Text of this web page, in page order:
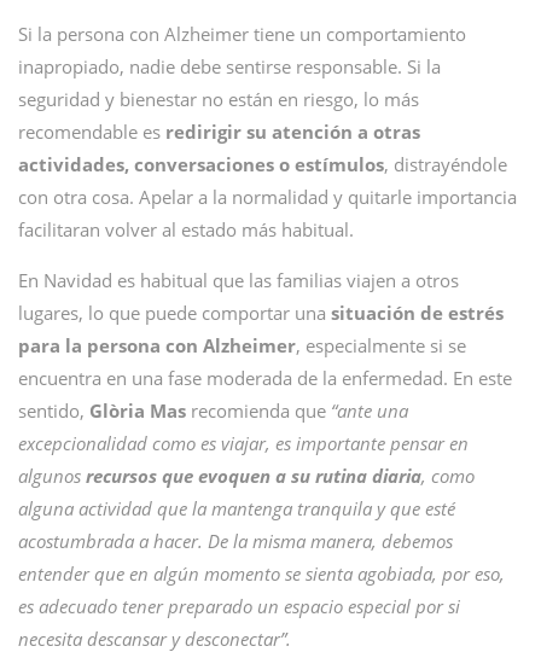
Si la persona con Alzheimer tiene un comportamiento
inapropiado, nadie debe sentirse responsable. Si la
seguridad y bienestar no están en riesgo, lo más
recomendable es redirigir su atención a otras
actividades, conversaciones o estímulos, distrayéndole
con otra cosa. Apelar a la normalidad y quitarle importancia
facilitaran volver al estado más habitual.
En Navidad es habitual que las familias viajen a otros
lugares, lo que puede comportar una situación de estrés
para la persona con Alzheimer, especialmente si se
encuentra en una fase moderada de la enfermedad. En este
sentido, Glòria Mas recomienda que “ante una
excepcionalidad como es viajar, es importante pensar en
algunos recursos que evoquen a su rutina diaria, como
alguna actividad que la mantenga tranquila y que esté
acostumbrada a hacer. De la misma manera, debemos
entender que en algún momento se sienta agobiada, por eso,
es adecuado tener preparado un espacio especial por si
necesita descansar y desconectar”.